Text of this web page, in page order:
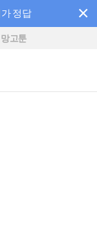
가 정답
진 AI 부스터 요금제
망고툰